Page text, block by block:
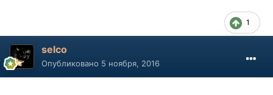
1
selco
Опубликовано 5 ноября, 2016